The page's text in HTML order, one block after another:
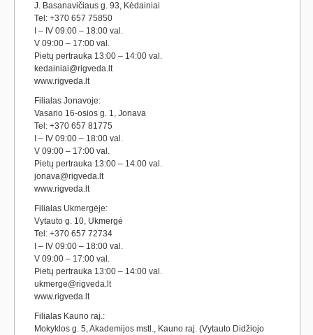
J. Basanavičiaus g. 93, Kėdainiai
Tel: +370 657 75850
I – IV 09:00 – 18:00 val.
V 09:00 – 17:00 val.
Pietų pertrauka 13:00 – 14:00 val.
kedainiai@rigveda.lt
www.rigveda.lt
Filialas Jonavoje:
Vasario 16-osios g. 1, Jonava
Tel: +370 657 81775
I – IV 09:00 – 18:00 val.
V 09:00 – 17:00 val.
Pietų pertrauka 13:00 – 14:00 val.
jonava@rigveda.lt
www.rigveda.lt
Filialas Ukmergėje:
Vytauto g. 10, Ukmergė
Tel: +370 657 72734
I – IV 09:00 – 18:00 val.
V 09:00 – 17:00 val.
Pietų pertrauka 13:00 – 14:00 val.
ukmerge@rigveda.lt
www.rigveda.lt
Filialas Kauno raj.:
Mokyklos g. 5, Akademijos mstl., Kauno raj. (Vytauto Didžiojo